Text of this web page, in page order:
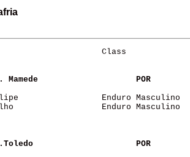
Class
S. Mamede
POR
Enduro Masculino
Enduro Masculino
POR